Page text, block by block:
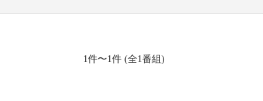
1件〜1件 (全1番組)